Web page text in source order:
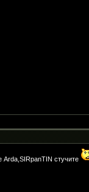
Arda,SIRpanTIN стучите